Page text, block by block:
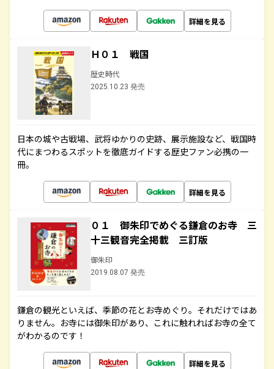
詳細を見る
Ｈ０１ 戦国
歴史時代
2025.10.23 発売
日本の城や古戦場、武将ゆかりの史跡、展示施設など、戦国時
代にまつわるスポットを徹底ガイドする歴史ファン必携の一
冊。
詳細を見る
０１ 御朱印でめぐる鎌倉のお寺 三
十三観音完全掲載 三訂版
御朱印
2019.08.07 発売
鎌倉の観光といえば、季節の花とお寺めぐり。それだけではあ
りません。お寺には御朱印があり、これに触れればお寺の全て
がわかるのです！
詳細を見る